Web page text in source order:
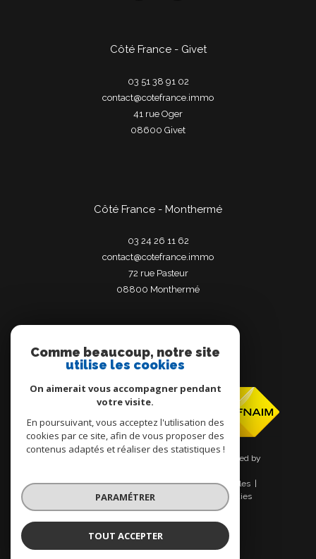
Côté France - Givet
03 51 38 91 02
contact@cotefrance.immo
41 rue Oger
08600
givet
Côté France - Monthermé
03 24 26 11 62
contact@cotefrance.immo
72 rue Pasteur
08800
monthermé
Adhérents
© 2026 | Tous droits réservés | Traduction powered by
Nos honoraires
Plan du site
Mentions légales
Nos liens Politique RGPD Cookies
Comme beaucoup, notre site
utilise les cookies
On aimerait vous accompagner pendant
votre visite.
En poursuivant, vous acceptez l'utilisation des
cookies par ce site, afin de vous proposer des
contenus adaptés et réaliser des statistiques !
PARAMÉTRER
TOUT ACCEPTER